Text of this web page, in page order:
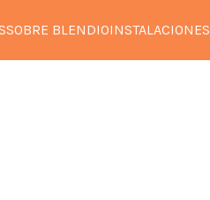
SOBRE BLENDIOINSTALACIONES